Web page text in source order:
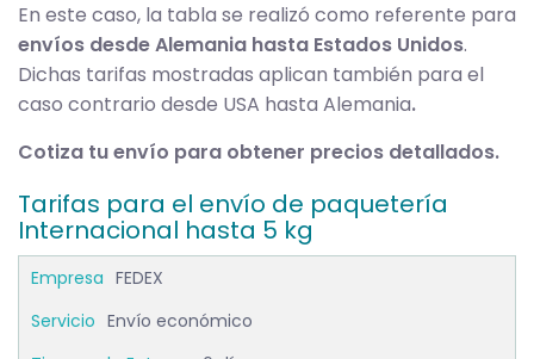
En este caso, la tabla se realizó como referente para
envíos desde Alemania hasta Estados Unidos.
Dichas tarifas mostradas aplican también para el
caso contrario desde USA hasta Alemania.
Cotiza tu envío para obtener precios detallados.
Tarifas para el envío de paquetería
Internacional hasta 5 kg
FEDEX
Envío económico